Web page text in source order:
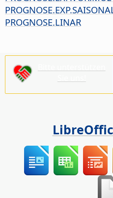
PROGNOSE.LINAR